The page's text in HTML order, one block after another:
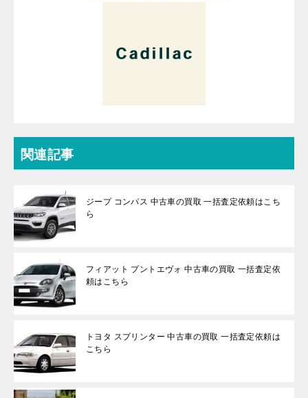
関連記事
ジープ コンパス 中古車の買取 一括査定依頼はこち
ら
フィアット プントエヴォ 中古車の買取 一括査定依
頼はこちら
トヨタ スプリンター 中古車の買取 一括査定依頼は
こちら